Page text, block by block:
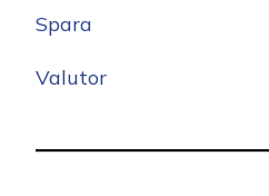
Spara
Valutor